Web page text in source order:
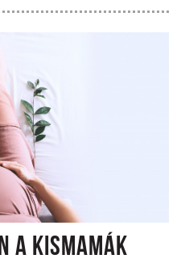
A KISMAMÁK